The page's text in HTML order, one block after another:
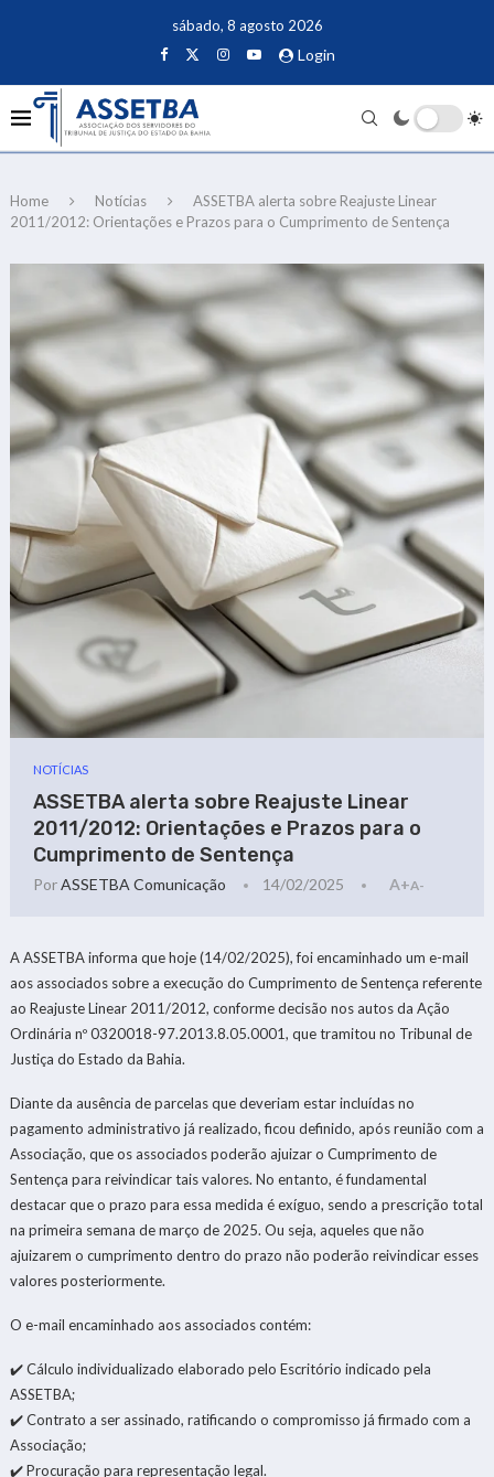
sábado, 8 agosto 2026
Login
Home Notícias
ASSETBA alerta sobre Reajuste Linear
2011/2012: Orientações e Prazos para o Cumprimento de Sentença
NOTÍCIAS
ASSETBA alerta sobre Reajuste Linear
2011/2012: Orientações e Prazos para o
Cumprimento de Sentença
PorASSETBA Comunicação 14/02/2025 A+A-
A ASSETBA informa que hoje (14/02/2025), foi encaminhado um e-mail
aos associados sobre a execução do Cumprimento de Sentença referente
ao Reajuste Linear 2011/2012, conforme decisão nos autos da Ação
Ordinária nº 0320018-97.2013.8.05.0001, que tramitou no Tribunal de
Justiça do Estado da Bahia.
Diante da ausência de parcelas que deveriam estar incluídas no
pagamento administrativo já realizado, ficou definido, após reunião com a
Associação, que os associados poderão ajuizar o Cumprimento de
Sentença para reivindicar tais valores. No entanto, é fundamental
destacar que o prazo para essa medida é exíguo, sendo a prescrição total
na primeira semana de março de 2025. Ou seja, aqueles que não
ajuizarem o cumprimento dentro do prazo não poderão reivindicar esses
valores posteriormente.
O e-mail encaminhado aos associados contém:
✔️ Cálculo individualizado elaborado pelo Escritório indicado pela
ASSETBA;
✔️ Contrato a ser assinado, ratificando o compromisso já firmado com a
Associação;
✔️ Procuração para representação legal.